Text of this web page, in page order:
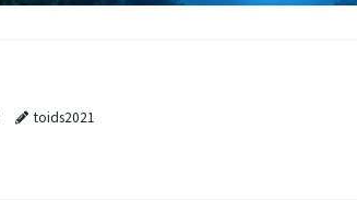
toids2021